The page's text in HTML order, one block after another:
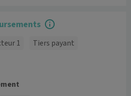
1
Tiers payant